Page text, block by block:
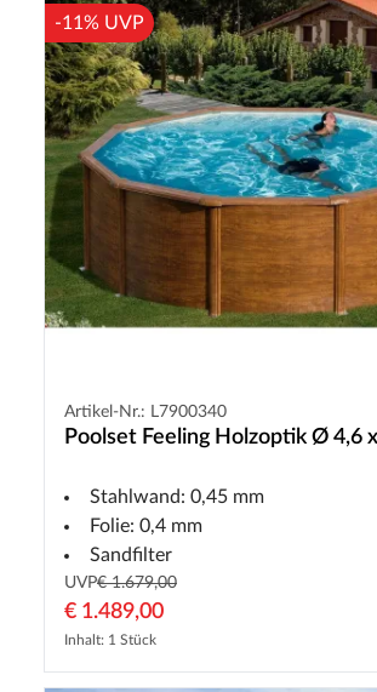
-11% UVP
Artikel-Nr.: L7900340
Poolset Feeling Holzoptik Ø 4,6
Stahlwand: 0,45 mm
Folie: 0,4 mm
Sandfilter
UVP€ 1.679,00
€ 1.489,00
Inhalt: 1 Stück